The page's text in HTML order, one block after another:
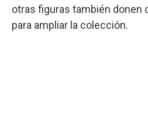
otras figuras también donen
para ampliar la colección.